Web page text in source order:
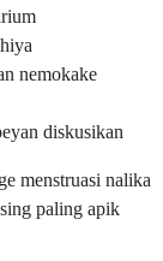
nemokake
diskusikan
menstruasi nalika
paling apik